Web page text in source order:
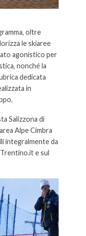
oltre
le skiaree
agonistico per
nonché la
dedicata
in
Salizzona di
Alpe Cimbra
integralmente da
e sul